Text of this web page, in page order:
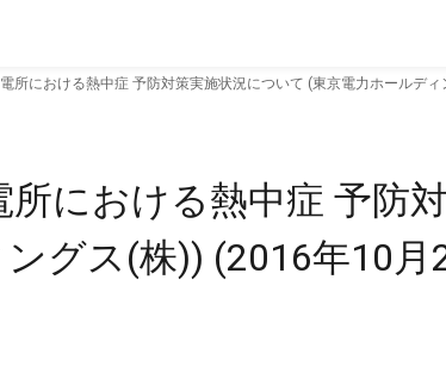
所における熱中症 予防対策実施状況について (東京電力ホールデ
における熱中症 予防
グス(株)) (2016年10月